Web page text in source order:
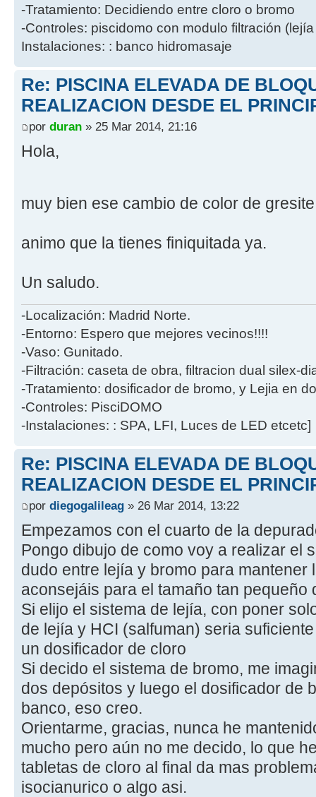
-Tratamiento: Decidiendo entre cloro o bromo
-Controles: piscidomo con modulo filtración
Instalaciones: : banco hidromasaje
Re: PISCINA ELEVADA DE
REALIZACION DESDE EL
por duran » 25 Mar 2014, 21:16
Hola,
muy bien ese cambio de color de
animo que la tienes finiquitada ya.
Un saludo.
-Localización: Madrid Norte.
-Entorno: Espero que mejores vecinos!!!!
-Vaso: Gunitado.
-Filtración: caseta de obra, filtracion dual silex-
-Tratamiento: dosificador de bromo, y Lejia en
-Controles: PisciDOMO
-Instalaciones: : SPA, LFI, Luces de LED etcetc]
Re: PISCINA ELEVADA DE
REALIZACION DESDE EL
por diegogalileag » 26 Mar 2014, 13:22
Empezamos con el cuarto de la
Pongo dibujo de como voy a realizar el
dudo entre lejía y bromo para mantener
aconsejáis para el tamaño tan pequeño
Si elijo el sistema de lejía, con poner
de lejía y HCI (salfuman) seria
un dosificador de cloro
Si decido el sistema de bromo, me
dos depósitos y luego el dosificador de
banco, eso creo.
Orientarme, gracias, nunca he
mucho pero aún no me decido, lo que
tabletas de cloro al final da mas
isocianurico o algo asi.